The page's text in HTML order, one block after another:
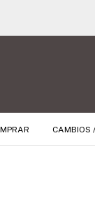
CAMBIOS